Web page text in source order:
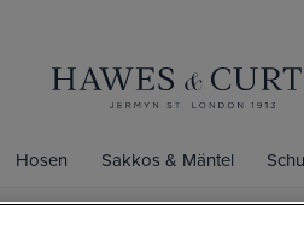
Hosen Sakkos & Mäntel